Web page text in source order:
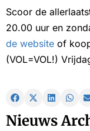
Scoor de
20.00 uur en
de website of
(VOL=VOL!)
Nieuws